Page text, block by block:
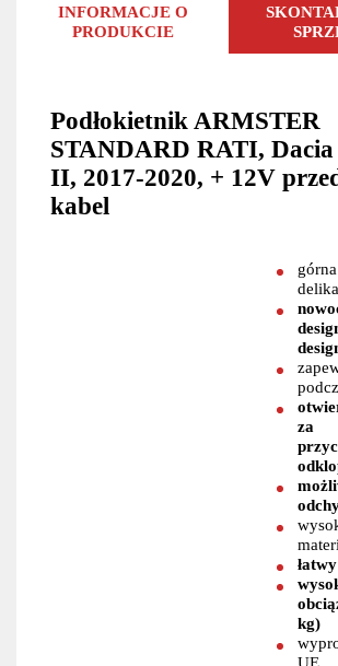
INFORMACJE O
PRODUKCIE
Podłokietnik ARMSTER
STANDARD RATI, Dacia
II, 2017-2020, + 12V
kabel
za
kg)
UE